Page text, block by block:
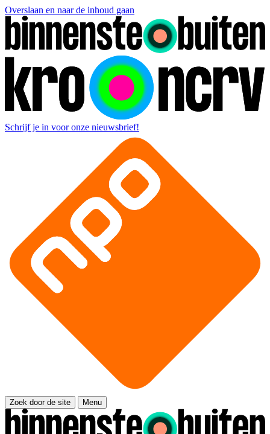
Overslaan en naar de inhoud gaan
Schrijf je in voor onze nieuwsbrief!
Zoek door de site Menu